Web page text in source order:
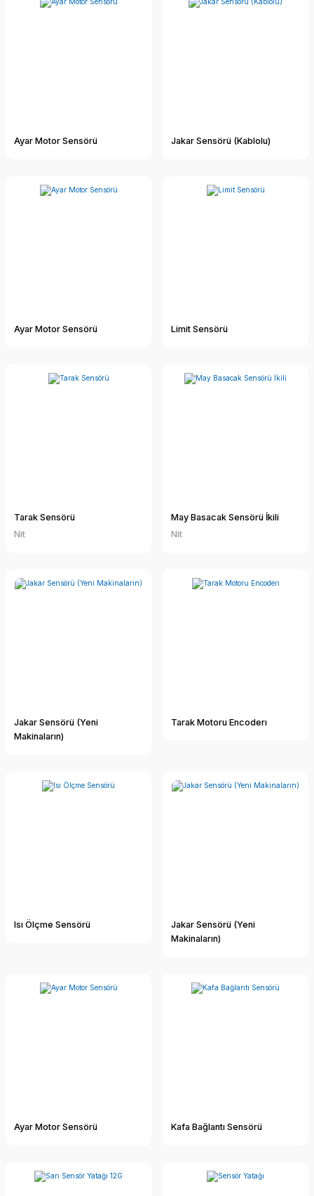
Ayar Motor Sensörü Jakar Sensörü (Kablolu)
Ayar Motor Sensörü Limit Sensörü
Tarak Sensörü
Nit
May Basacak Sensörü İkili
Nit
Jakar Sensörü (Yeni
Makinaların)
Tarak Motoru Encoderı
Isı Ölçme Sensörü
Jakar Sensörü (Yeni
Makinaların)
Ayar Motor Sensörü Kafa Bağlantı Sensörü